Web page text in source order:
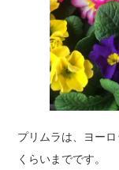
プリムラは、ヨー
くらいまでです。